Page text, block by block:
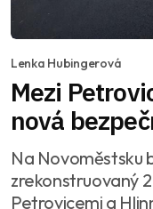
Lenka Hubingerová
Mezi
nová
Na Novoměstsku
zrekonstruovaný
Petrovicemi a